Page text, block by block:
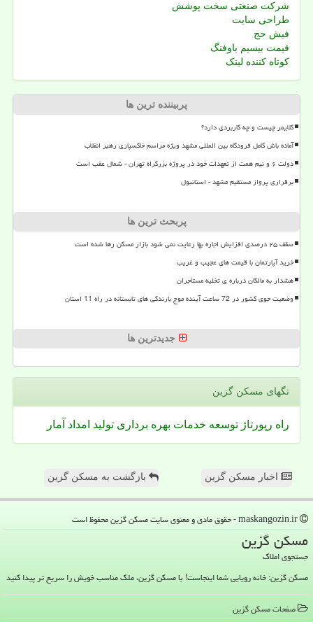
شرکت صنعتی سخت پوشش
طراحی سایت
فیش حج
قیمت بیسیم باوفنگ
کوتاه کننده لینک
پربیننده ترین ها
کلایمر چیست و چه کاربردی دارد؟
آماده باش کامل فرودگاه بین المللی مشهد ویژه مراسم خاکسپاری رهبر انقلاب
دولت ۶ و نیم همت از تعهدات خود در پروژه بزرگراه تهران - شمال عقب است
برقراری پرواز مستقیم مشهد - استانبول
پربحث ترین ها
سقف ۲۵ درصدی افزایش اجاره بها رعایت نمی شود بازار مسکن رها شده است
خرید آپارتمان با قیمت های عجیب و غریب
هشدار به مالکان درباره ی تخلیه مستأجران
وضعیت جوی کشور در 72 ساعت آینده موج بارندگی های تابستانه در راه 11 استان
جدیدترین ها
تگهای مسكن گزین
راه رپورتاژ توسعه خدمات بهره برداری تولید امداد آمار
اخبار مسکن گزین بازگشت به مسکن گزین
مسكن گزین
جستجوی املاک
مسکن گزین: خانه رویایی شما اینجاست! با مسکن گزین، ملک مناسب خویش را سریع تر پیدا کنید
صفحات مسكن گزین